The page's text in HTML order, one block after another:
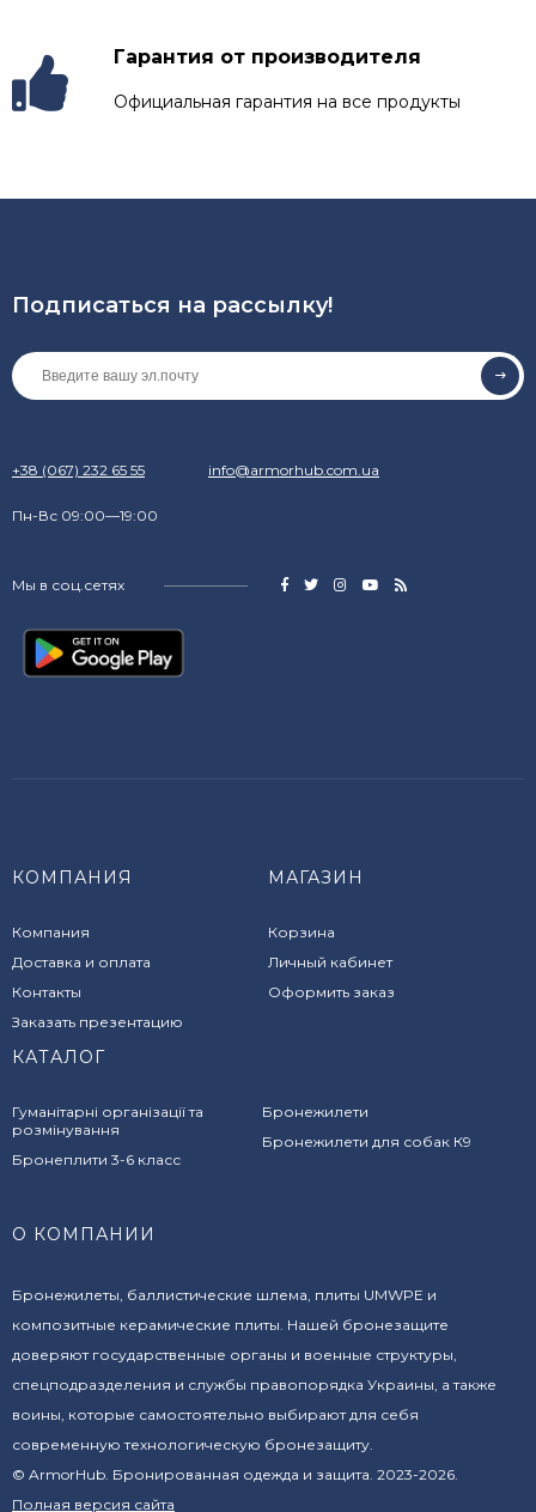
Гарантия от производителя
Официальная гарантия на все продукты
Подписаться на рассылкy!
+38 (067) 232 65 55 info@armorhub.com.ua
Пн-Вс 09:00—19:00
Мы в соц.сетях
КОМПАНИЯ
Компания
Доставка и оплата
Контакты
Заказать презентацию
МАГАЗИН
Корзина
Личный кабинет
Оформить заказ
КАТАЛОГ
Гуманітарні організації та
розмінування
Бронеплити 3-6 класс
Бронежилети
Бронежилети для собак К9
О КОМПАНИИ
Бронежилеты, баллистические шлема, плиты UMWPE и
композитные керамические плиты. Нашей бронезащите
доверяют государственные органы и военные структуры,
спецподразделения и службы правопорядка Украины, а также
воины, которые самостоятельно выбирают для себя
современную технологическую бронезащиту.
© ArmorHub. Бронированная одежда и защита. 2023-2026.
Полная версия сайта